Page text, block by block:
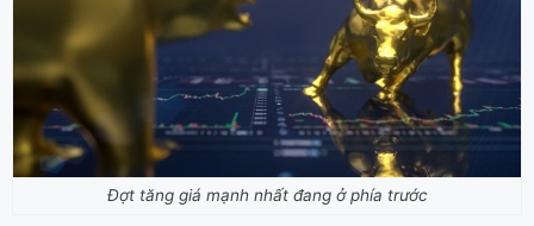
Đợt tăng giá mạnh nhất đang ở phía trước